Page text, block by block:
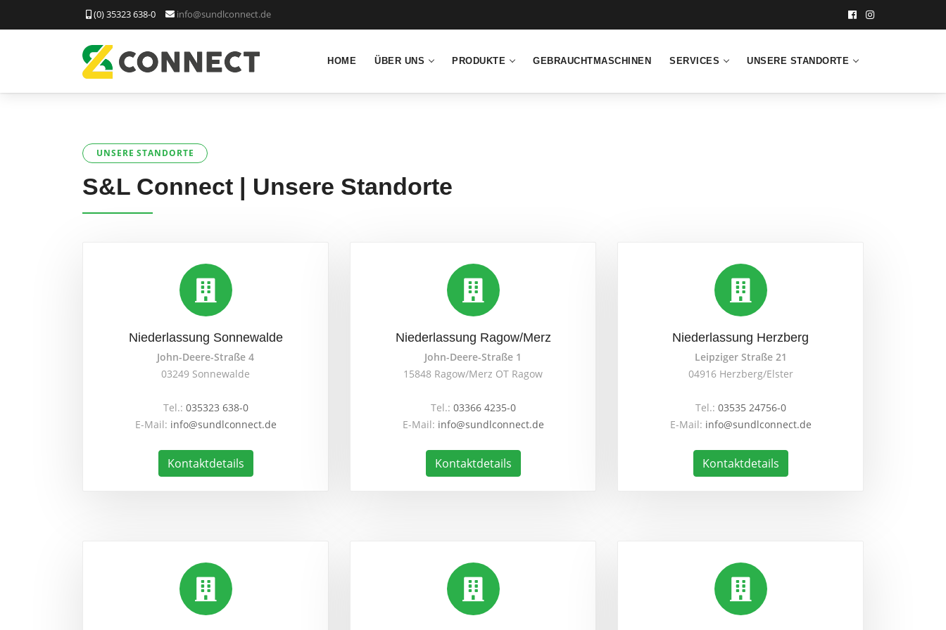
(0) 35323 638-0 info@sundlconnect.de
HOME ÜBER UNS PRODUKTE GEBRAUCHTMASCHINEN SERVICES UNSERE STANDORTE
UNSERE STANDORTE
S&L Connect | Unsere Standorte
Niederlassung Sonnewalde
John-Deere-Straße 4
03249 Sonnewalde
Tel.: 035323 638-0
E-Mail: info@sundlconnect.de
Kontaktdetails
Niederlassung Ragow/Merz
John-Deere-Straße 1
15848 Ragow/Merz OT Ragow
Tel.: 03366 4235-0
E-Mail: info@sundlconnect.de
Kontaktdetails
Niederlassung Herzberg
Leipziger Straße 21
04916 Herzberg/Elster
Tel.: 03535 24756-0
E-Mail: info@sundlconnect.de
Kontaktdetails